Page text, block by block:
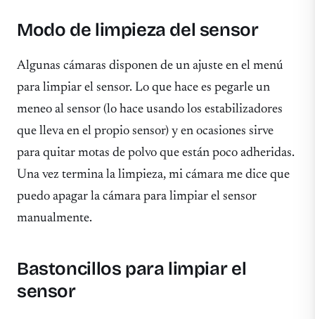
Modo de limpieza del sensor
Algunas cámaras disponen de un ajuste en el menú
para limpiar el sensor. Lo que hace es pegarle un
meneo al sensor (lo hace usando los estabilizadores
que lleva en el propio sensor) y en ocasiones sirve
para quitar motas de polvo que están poco adheridas.
Una vez termina la limpieza, mi cámara me dice que
puedo apagar la cámara para limpiar el sensor
manualmente.
Bastoncillos para limpiar el
sensor